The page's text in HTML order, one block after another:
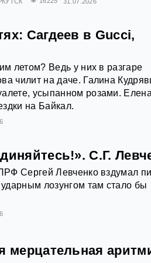
Сагдеев в Gucci,
летом? Ведь у них в разгаре
чилит на даче. Галина
усыпанном розами. Елена
на Байкал.
С.Г.
Сергей Левченко вздумал
лозунгом там стало бы
мерцательная